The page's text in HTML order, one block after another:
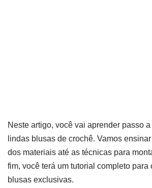
Neste artigo, você vai aprender passo
lindas blusas de crochê. Vamos
dos materiais até as técnicas para
fim, você terá um tutorial completo para
blusas exclusivas.